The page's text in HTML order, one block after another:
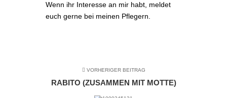
Wenn ihr Interesse an mir habt, meldet
euch gerne bei meinen Pflegern.
VORHERIGER BEITRAG
RABITO (ZUSAMMEN MIT MOTTE)